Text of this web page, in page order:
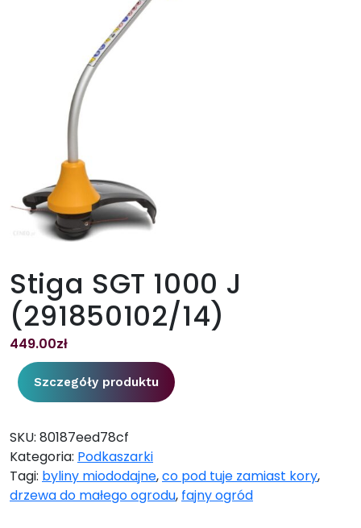
Stiga SGT 1000 J
(291850102/14)
449.00zł
Szczegóły produktu
SKU: 80187eed78cf
Kategoria: Podkaszarki
Tagi: byliny miododajne,co pod tuje zamiast kory,
drzewa do małego ogrodu, fajny ogród